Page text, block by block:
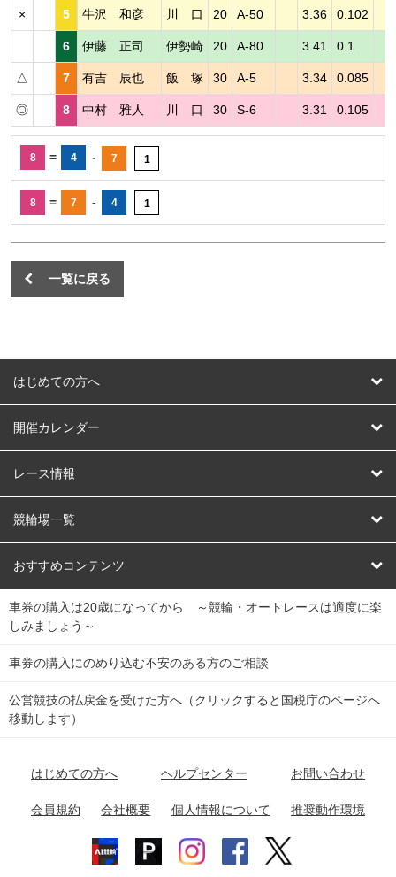
× 5 牛沢 和彦 川 口 20 A-50 3.36 0.102
6 伊藤 正司 伊勢崎 20 A-80 3.41 0.1
△ 7 有吉 辰也 飯 塚 30 A-5 3.34 0.085
◎ 8 中村 雅人 川 口 30 S-6 3.31 0.105
8 = 4 - 7 1
8 = 7 - 4 1
一覧に戻る
はじめての方へ
はじめての方へ
開催カレンダー
競輪
オートレース
競輪くじ
Dokanto!
チャリロトプラザ
レース情報
レース予想
レース結果
キャリーオーバー一覧
競輪場一覧
北日本 函館競輪場
関
東
弥彦競輪場 前橋競輪場 取手競輪場 宇都宮競輪場
関
東
小田原競輪場
名古屋競輪場 岐阜競輪場 大垣競輪場 豊橋競輪場
富山競輪場 松阪競輪場 四日市競輪場
福井競輪場 奈良競輪場 向日町競輪場
おすすめコンテンツ
競輪選手情報
Perfecta Navi
netkeirin
車券の購入は20歳になってから ～競輪・オートレースは適度に楽
しみましょう～
車券の購入にのめり込む不安のある方のご相談
公営競技の払戻金を受けた方へ（クリックすると国税庁のページへ
移動します）
はじめての方へ ヘルプセンター お問い合わせ
会員規約 会社概要 個人情報について 推奨動作環境